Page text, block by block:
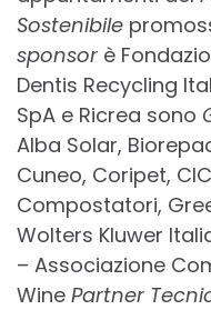
Sostenibile
sponsor è
Dentis Recycling
SpA e Ricrea sono
Alba Solar,
Cuneo, Coripet,
Compostatori,
Wolters Kluwer
– Associazione
Wine Partner